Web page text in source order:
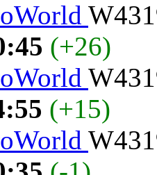
(+26)
(+15)